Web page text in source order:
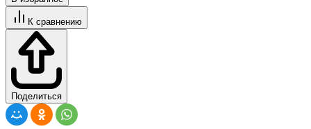
К сравнению
Поделиться